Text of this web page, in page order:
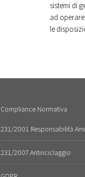
sistemi di
ad
le
Compliance Normativa
231/2001 Responsabilità
231/2007 Antiriciclaggio